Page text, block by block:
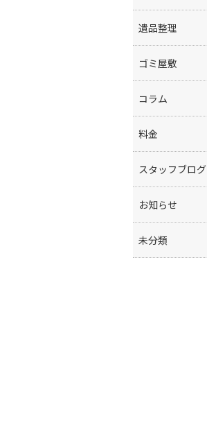
遺品整理
ゴミ屋敷
コラム
料金
スタッフブログ
お知らせ
未分類